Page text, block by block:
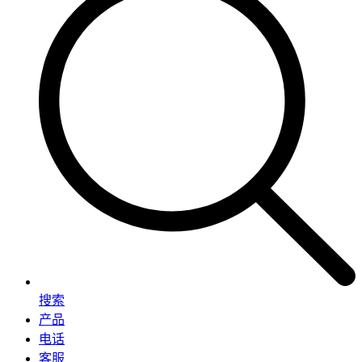
搜索
产品
电话
客服